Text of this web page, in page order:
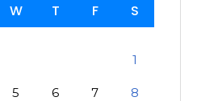
W T F S
1
5 6 7 8